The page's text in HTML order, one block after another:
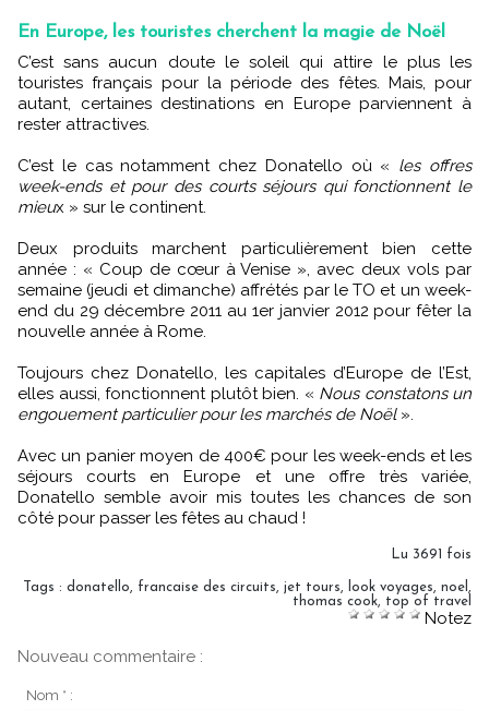
En Europe, les touristes cherchent la magie de Noël
C’est sans aucun doute le soleil qui attire le plus les
touristes français pour la période des fêtes. Mais, pour
autant, certaines destinations en Europe parviennent à
rester attractives.
C’est le cas notamment chez Donatello où « les offres
week-ends et pour des courts séjours qui fonctionnent le
mieux » sur le continent.
Deux produits marchent particulièrement bien cette
année : « Coup de cœur à Venise », avec deux vols par
semaine (jeudi et dimanche) affrétés par le TO et un week-
end du 29 décembre 2011 au 1er janvier 2012 pour fêter la
nouvelle année à Rome.
Toujours chez Donatello, les capitales d’Europe de l’Est,
elles aussi, fonctionnent plutôt bien. « Nous constatons un
engouement particulier pour les marchés de Noël ».
Avec un panier moyen de 400€ pour les week-ends et les
séjours courts en Europe et une offre très variée,
Donatello semble avoir mis toutes les chances de son
côté pour passer les fêtes au chaud !
Lu 3691 fois
Tags : donatello, francaise des circuits, jet tours, look voyages, noel ,
thomas cook, top of travel
Notez
Nouveau commentaire :
Nom * :